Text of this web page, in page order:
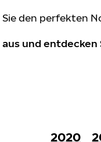
Sie den perfekten
aus und
2020